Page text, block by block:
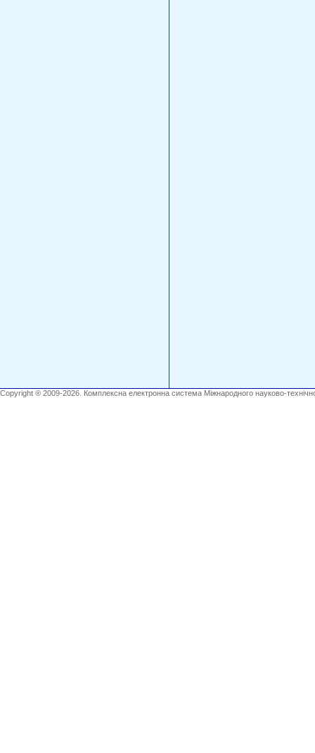
Copyright ® 2009-2026. Комплексна електронна система Міжнародного науково-